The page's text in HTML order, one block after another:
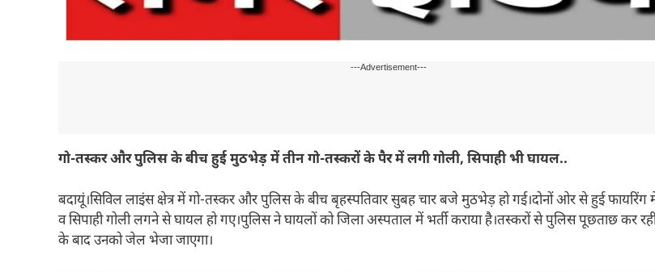
---Advertisement---
गो-तस्कर और पुलिस के बीच हुईमुठभेड़ में तीन गो-तस्करों के पैर में लगी गोली, सिपाही भी घायल..
बदायूं।सिविल लाइंस क्षेत्र में गो-तस्कर और पुलिस के बीच बृहस्पतिवार सुबह चार बजे मुठभेड़ हो गई।दोनों ओर से हुई फायरिंग
व सिपाही गोली लगने से घायल हो गए।पुलिस ने घायलों को जिला अस्पताल में भर्ती कराया है।तस्करों से पुलिस पूछताछ कर
के बाद उनको जेल भेजा जाएगा।